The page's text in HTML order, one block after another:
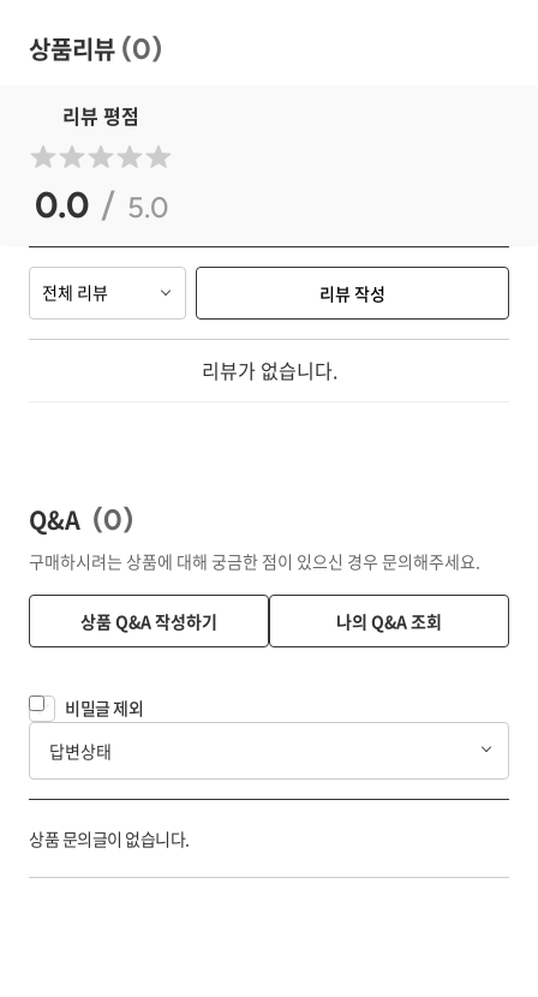
상품리뷰 (0)
리뷰 평점
0.0 / 5.0
전체 리뷰 리뷰 작성
리뷰가 없습니다.
Q&A (0)
구매하시려는 상품에 대해 궁금한 점이 있으신 경우 문의해주세요.
상품 Q&A 작성하기 나의 Q&A 조회
비밀글 제외
답변상태
상품 문의글이 없습니다.